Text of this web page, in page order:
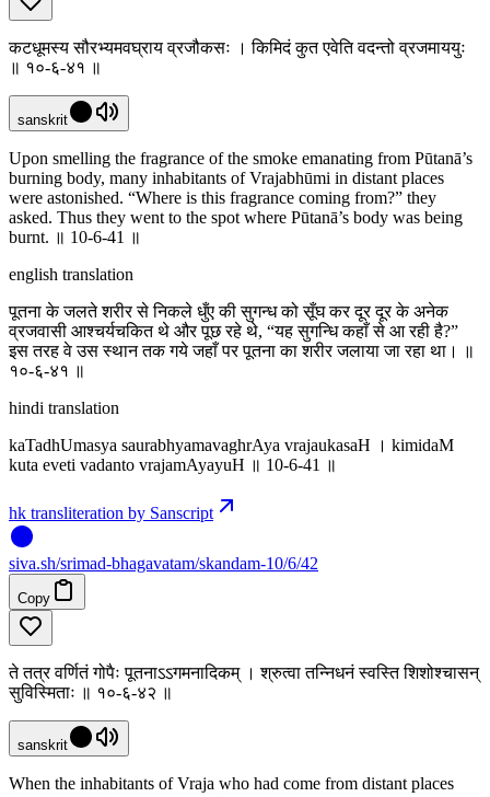
कटधूमस्य सौरभ्यमवघ्राय व्रजौकसः । किमिदं कुत एवेति वदन्तो व्रजमाययुः
॥ १०-६-४१ ॥
sanskrit
Upon smelling the fragrance of the smoke emanating from Pūtanā’s
burning body, many inhabitants of Vrajabhūmi in distant places
were astonished. “Where is this fragrance coming from?” they
asked. Thus they went to the spot where Pūtanā’s body was being
burnt. ॥ 10-6-41 ॥
english translation
पूतना के जलते शरीर से निकले धुँए की सुगन्ध को सूँघ कर दूर दूर के अनेक
व्रजवासी आश्चर्यचकित थे और पूछ रहे थे, “यह सुगन्धि कहाँ से आ रही है?”
इस तरह वे उस स्थान तक गये जहाँ पर पूतना का शरीर जलाया जा रहा था। ॥
१०-६-४१ ॥
hindi translation
kaTadhUmasya saurabhyamavaghrAya vrajaukasaH । kimidaM
kuta eveti vadanto vrajamAyayuH ॥ 10-6-41 ॥
hk transliteration by Sanscript
siva.sh/srimad-bhagavatam/skandam-10/6/42
Copy
ते तत्र वर्णितं गोपैः पूतनाऽऽगमनादिकम् । श्रुत्वा तन्निधनं स्वस्ति शिशोश्चासन्
सुविस्मिताः ॥ १०-६-४२ ॥
sanskrit
When the inhabitants of Vraja who had come from distant places